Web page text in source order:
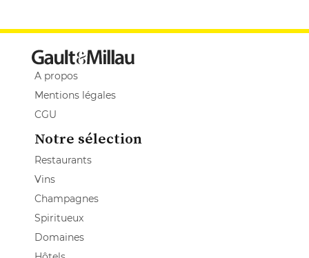
A propos
Mentions légales
CGU
Notre sélection
Restaurants
Vins
Champagnes
Spiritueux
Domaines